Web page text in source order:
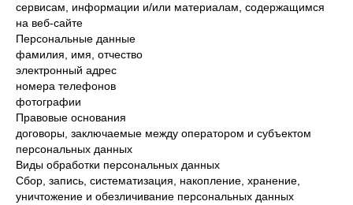
сервисам, информации и/или материалам, содержащимся
на веб-сайте
Персональные данные
фамилия, имя, отчество
электронный адрес
номера телефонов
фотографии
Правовые основания
договоры, заключаемые между оператором и субъектом
персональных данных
Виды обработки персональных данных
Сбор, запись, систематизация, накопление, хранение,
уничтожение и обезличивание персональных данных